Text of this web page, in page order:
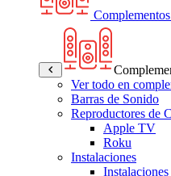
Ver todo en
Barras de Sonido
Reproductores de
Apple TV
Roku
Instalaciones